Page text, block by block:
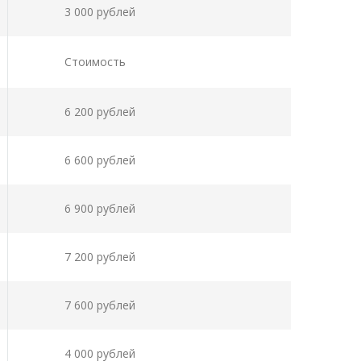
3 000 рублей
Стоимость
6 200 рублей
6 600 рублей
6 900 рублей
7 200 рублей
7 600 рублей
4 000 рублей